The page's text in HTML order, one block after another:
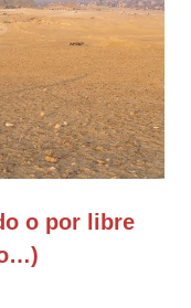
o por libre